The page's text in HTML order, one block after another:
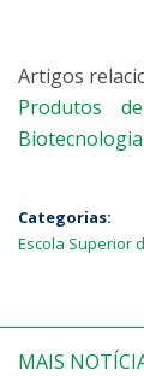
Artigos
Produtos
Categorias:
Escola Superior
MAIS